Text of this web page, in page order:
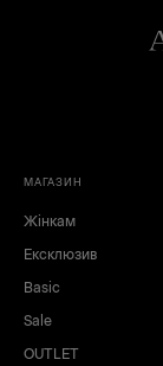
МАГАЗИН
Жінкам
Ексклюзив
Basic
Sale
OUTLET